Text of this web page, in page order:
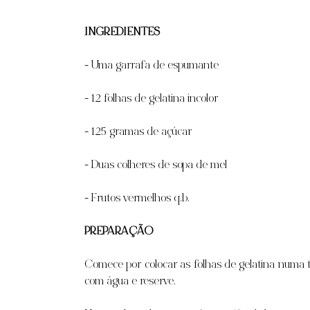
INGREDIENTES
- Uma garrafa de espumante
- 12 folhas de gelatina incolor
- 125 gramas de açúcar
- Duas colheres de sopa de mel
- Frutos vermelhos q.b.
PREPARAÇÃO
Comece por colocar as folhas de gelatina numa
com água e reserve.